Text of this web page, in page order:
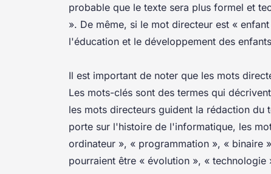
probable que le texte sera plus formel et
». De même, si le mot directeur est «
l'éducation et le développement des
Il est important de noter que les mots
Les mots-clés sont des termes qui
les mots directeurs guident la rédaction du
porte sur l'histoire de l'informatique, les
ordinateur », « programmation », « binaire
pourraient être « évolution », « technologie